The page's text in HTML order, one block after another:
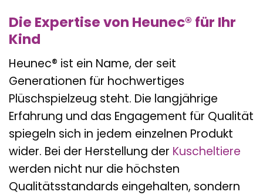
Die Expertise von Heunec® für Ihr
Kind
Heunec® ist ein Name, der seit
Generationen für hochwertiges
Plüschspielzeug steht. Die langjährige
Erfahrung und das Engagement für Qualität
spiegeln sich in jedem einzelnen Produkt
wider. Bei der Herstellung der Kuscheltiere
werden nicht nur die höchsten
Qualitätsstandards eingehalten, sondern